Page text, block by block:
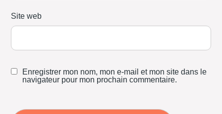
Site web
Enregistrer mon nom, mon e-mail et mon site dans le
navigateur pour mon prochain commentaire.